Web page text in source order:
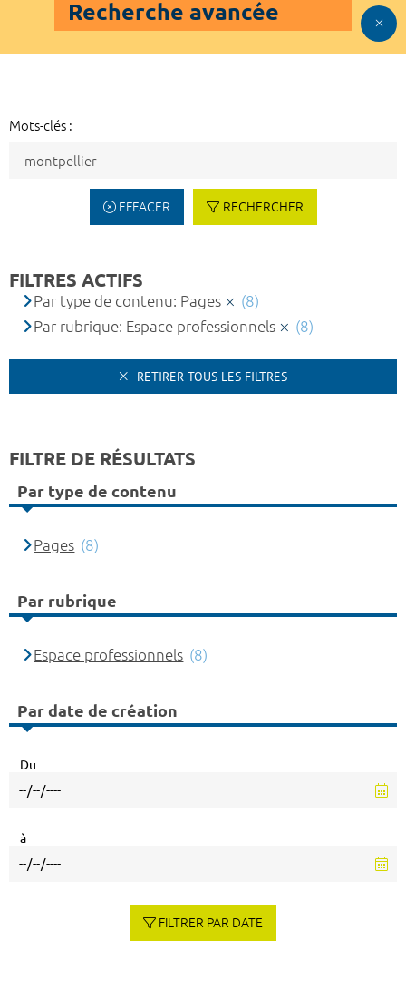
Recherche avancée
Mots-clés :
EFFACER RECHERCHER
FILTRES ACTIFS
Par type de contenu: Pages
(8)
Par rubrique: Espace professionnels
(8)
RETIRER TOUS LES FILTRES
FILTRE DE RÉSULTATS
Par type de contenu
Pages (8)
Par rubrique
Espace professionnels (8)
Par date de création
Du
à
FILTRER PAR DATE